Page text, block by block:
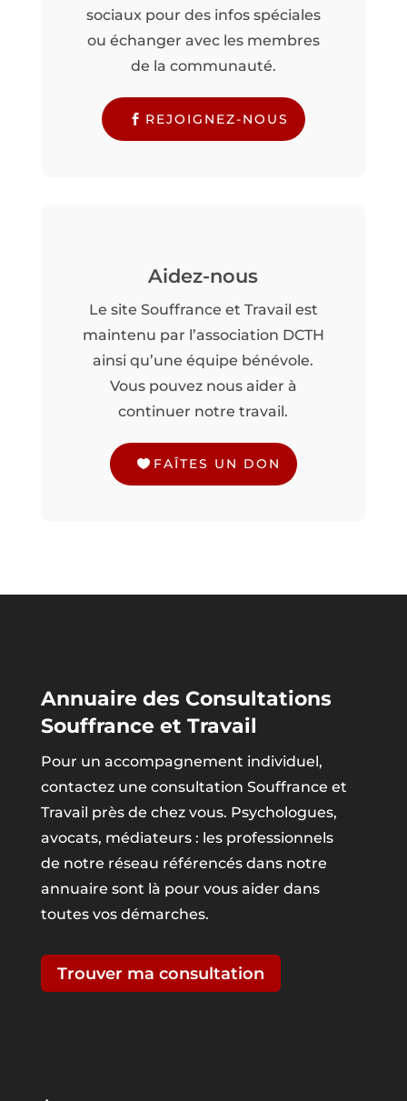
sociaux pour des infos spéciales
ou échanger avec les membres
de la communauté.
REJOIGNEZ-NOUS
Aidez-nous
Le site Souffrance et Travail est
maintenu par l’association DCTH
ainsi qu’une équipe bénévole.
Vous pouvez nous aider à
continuer notre travail.
FAÎTES UN DON
Annuaire des Consultations
Souffrance et Travail
Pour un accompagnement individuel,
contactez une consultation Souffrance et
Travail près de chez vous. Psychologues,
avocats, médiateurs : les professionnels
de notre réseau référencés dans notre
annuaire sont là pour vous aider dans
toutes vos démarches.
Trouver ma consultation